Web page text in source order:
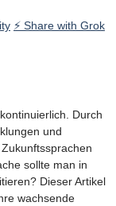
⚡ Share with Grok
Durch
und
sollte man in
Dieser Artikel
wachsende